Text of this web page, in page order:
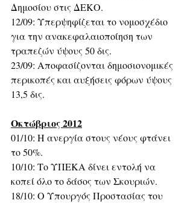
Δημοσίου στις ΔΕΚΟ.
12/09: Υπερψηφίζεται το νομοσχέδιο
για την ανακεφαλαιοποίηση των
τραπεζών ύψους 50 δις.
23/09: Αποφασίζονται δημοσιονομικές
περικοπές και αυξήσεις φόρων ύψους
13,5 δις.
Οκτώβριος 2012
01/10: Η ανεργία στους νέους φτάνει
το 50%.
10/10: Το ΥΠΕΚΑ δίνει εντολή να
κοπεί όλο το δάσος των Σκουριών.
18/10: Ο Υπουργός Προστασίας του